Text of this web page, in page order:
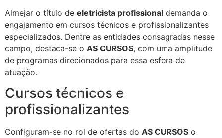
Almejar o título de eletricista profissional demanda o
engajamento em cursos técnicos e profissionalizantes
especializados. Dentre as entidades consagradas nesse
campo, destaca-se o AS CURSOS, com uma amplitude
de programas direcionados para essa esfera de
atuação.
Cursos técnicos e
profissionalizantes
Configuram-se no rol de ofertas do AS CURSOS o